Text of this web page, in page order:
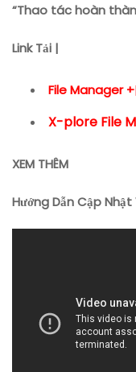
“Thao tác hoàn
Link Tải |
File Manager +
X-plore File
XEM THÊM
Hướng Dẫn Cập Nhật